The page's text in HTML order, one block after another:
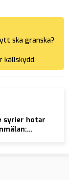
ska granska?
källskydd.
syrier hotar